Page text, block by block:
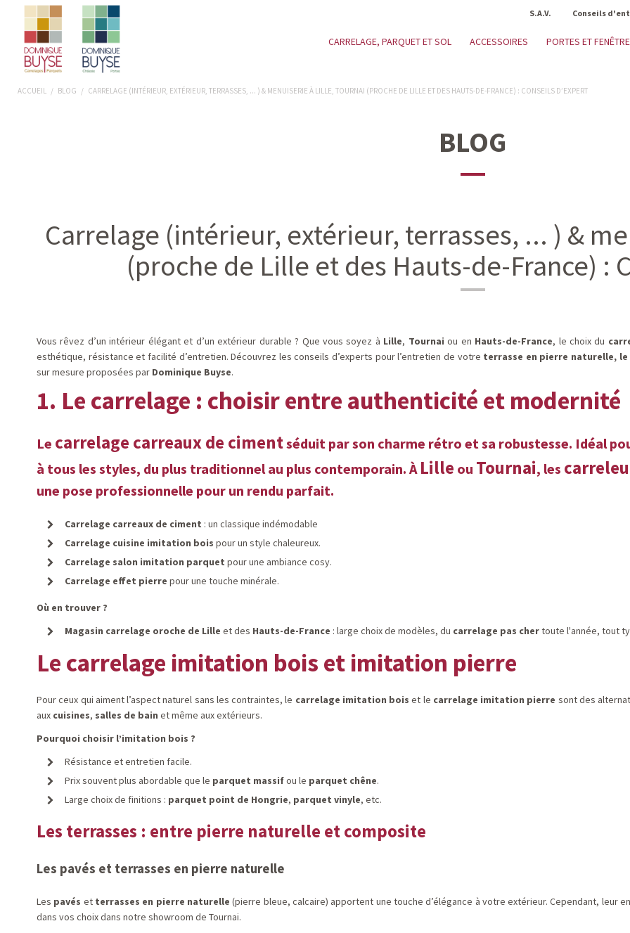
S.A.V. Conseils
CARRELAGE, PARQUET ET SOL ACCESSOIRES PORTES ET
ACCUEIL / BLOG / CARRELAGE (INTÉRIEUR, EXTÉRIEUR, TERRASSES, ... ) & MENUISERIE À LILLE, TOURNAI (PROCHE DE LILLE ET DES HAUTS-DE-FRANCE) : CONSEILS D’EXPERT
BLOG
Carrelage (intérieur, extérieur, terrasses, ... ) &
(proche de Lille et des Hauts-de-France) :
Vous rêvez d’un intérieur élégant et d’un extérieur durable ? Que vous soyez à Lille, Tournai ou en Hauts-de-France, le choix du
esthétique, résistance et facilité d’entretien. Découvrez les conseils d’experts pour l’entretien de votre terrasse en pierre naturelle,
sur mesure proposées par Dominique Buyse.
1. Le carrelage : choisir entre authenticité et modernité
Le carrelage carreaux de cimentséduit par son charme rétro et sa robustesse. Idéal
à tous les styles, du plus traditionnel au plus contemporain. À Lille ou Tournai, les
une pose professionnelle pour un rendu parfait.
Carrelage carreaux de ciment : un classique indémodable
Carrelage cuisine imitation bois pour un style chaleureux.
Carrelage salon imitation parquet pour une ambiance cosy.
Carrelage effet pierre pour une touche minérale.
Où en trouver ?
Magasin carrelage oroche de Lille et des Hauts-de-France : large choix de modèles, du carrelage pas chertoute l'année, tout
Le carrelage imitation bois et imitation pierre
Pour ceux qui aiment l’aspect naturel sans les contraintes, le carrelage imitation bois et le carrelage imitation pierre sont des
aux cuisines, salles de bain et même aux extérieurs.
Pourquoi choisir l’imitation bois ?
Résistance et entretien facile.
Prix souvent plus abordable que le parquet massifou le parquet chêne.
Large choix de finitions : parquet point de Hongrie, parquet vinyle, etc.
Les terrasses : entre pierre naturelle et composite
Les pavés et terrasses en pierre naturelle
Les pavés et terrasses en pierre naturelle (pierre bleue, calcaire) apportent une touche d’élégance à votre extérieur. Cependant, leur
dans vos choix dans notre showroom de Tournai.